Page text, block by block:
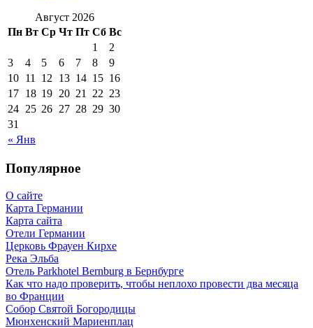
Август 2026
Пн Вт Ср Чт Пт Сб Вс
« Янв
1
2
3
4 5 6 7 8
9
10 11 12 13 14 15 16
17 18 19 20 21 22 23
24 25 26 27 28 29 30
31
Популярное
О сайте
Карта Германии
Карта сайта
Отели Германии
Церковь Фрауен Кирхе
Река Эльба
Отель Parkhotel Bernburg в Бернбурге
Как что надо проверить, чтобы неплохо провести два месяца
во Франции
Собор Святой Богородицы
Мюнхенский Мариенплац